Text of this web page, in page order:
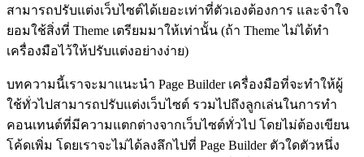
สามารถปรับแต่งเว็บไซต์ได้เยอะเท่าที่ตัวเองต้องการ และจำใจ
ยอมใช้สิ่งที่ Theme เตรียมมาให้เท่านั้น (ถ้า Theme ไม่ได้ทำ
เครื่องมือไว้ให้ปรับแต่งอย่างง่าย)
บทความนี้เราจะมาแนะนำ Page Builder เครื่องมือที่จะทำให้ผู้
ใช้ทั่วไปสามารถปรับแต่งเว็บไซต์ รวมไปถึงลูกเล่นในการทำ
คอนเทนต์ที่มีความแตกต่างจากเว็บไซต์ทั่วไป โดยไม่ต้องเขียน
โค้ดเพิ่ม โดยเราจะไม่ได้ลงลึกไปที่ Page Builder ตัวใดตัวหนึ่ง